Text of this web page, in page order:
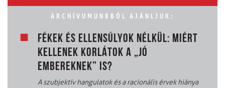
ARCHÍVUMUNKBÓL AJÁNLJUK:
FÉKEK ÉS ELLENSÚLYOK NÉLKÜL: MIÉRT
KELLENEK KORLÁTOK A „JÓ
EMBEREKNEK” IS?
A szubjektív hangulatok és a racionális érvek hiánya